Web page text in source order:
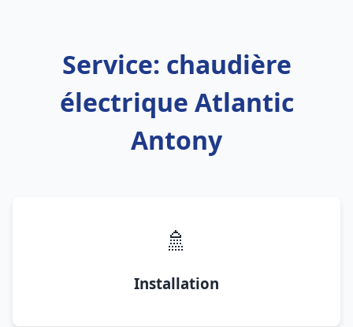
Service: chaudière
électrique Atlantic
Antony
🚿
Installation